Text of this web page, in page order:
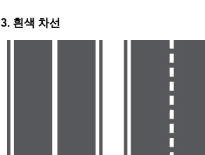
3. 흰색 차선